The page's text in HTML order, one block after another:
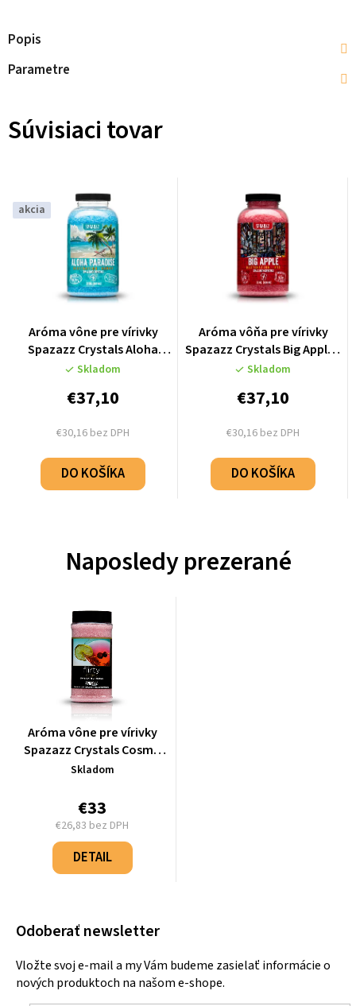
Popis
Parametre
Súvisiaci tovar
akcia
Aróma vône pre vírivky
Spazazz Crystals Aloha
Paradise - Hawaii (650g)
Skladom
€30,16 bez DPH
€37,10
DO KOŠÍKA
Aróma vôňa pre vírivky
Spazazz Crystals Big Apple -
NYC (650g)
Skladom
€30,16 bez DPH
€37,10
DO KOŠÍKA
Naposledy prezerané
Aróma vône pre vírivky
Spazazz Crystals Cosmo
"Flirty" (482g)
Skladom
€33
€26,83 bez DPH
Jednotková
cena:
DETAIL
Odoberať newsletter
Vložte svoj e-mail a my Vám budeme zasielať informácie o
nových produktoch na našom e-shope.